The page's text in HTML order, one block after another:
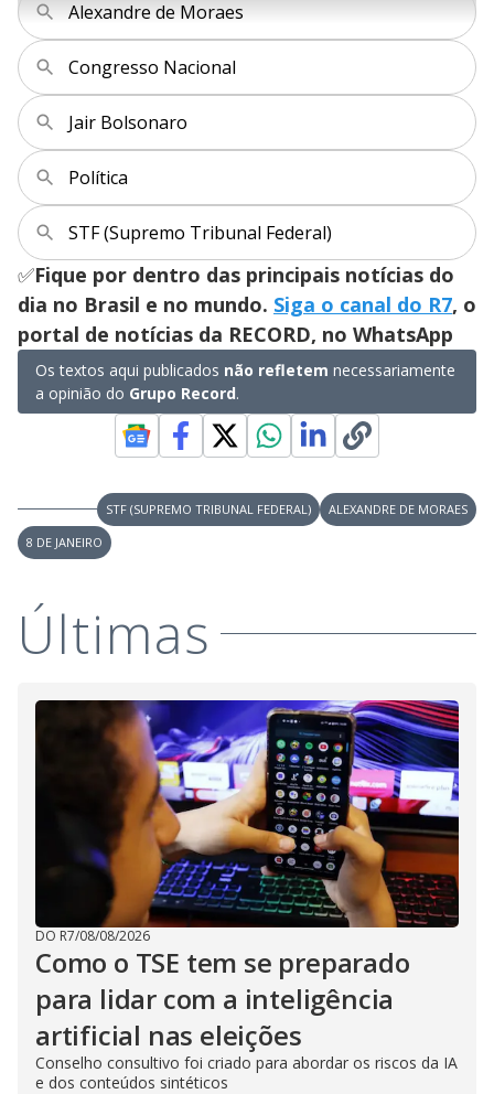
a
y
V
i
d
e
o
u
n
o
g
u
d
s
u
o
Alexandre de Moraes
Congresso Nacional
Jair Bolsonaro
Política
STF (Supremo Tribunal Federal)
✅Fique por dentro das principais notícias do
dia no Brasil e no mundo. Siga o canal do R7, o
portal de notícias da RECORD, no WhatsApp
Os textos aqui publicados não refletem necessariamente
a opinião do Grupo Record.
STF (SUPREMO TRIBUNAL FEDERAL)
ALEXANDRE DE MORAES
8 DE JANEIRO
Últimas
DO R7/08/08/2026
Como o TSE tem se preparado
para lidar com a inteligência
artificial nas eleições
Conselho consultivo foi criado para abordar os riscos da IA
e dos conteúdos sintéticos